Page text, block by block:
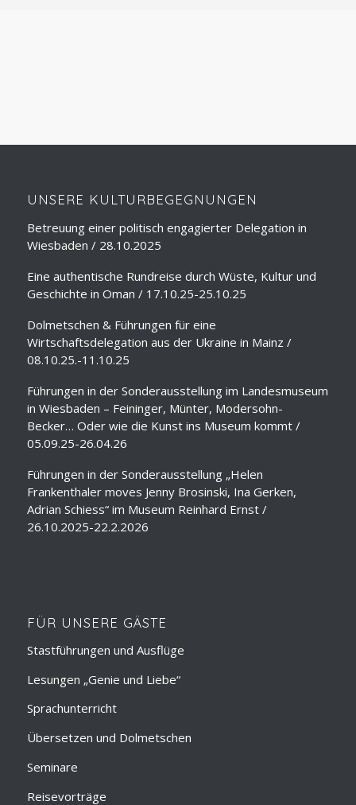
UNSERE KULTURBEGEGNUNGEN
Betreuung einer politisch engagierter Delegation in
Wiesbaden / 28.10.2025
Eine authentische Rundreise durch Wüste, Kultur und
Geschichte in Oman / 17.10.25-25.10.25
Dolmetschen & Führungen für eine
Wirtschaftsdelegation aus der Ukraine in Mainz /
08.10.25.-11.10.25
Führungen in der Sonderausstellung im Landesmuseum
in Wiesbaden – Feininger, Münter, Modersohn-
Becker… Oder wie die Kunst ins Museum kommt /
05.09.25-26.04.26
Führungen in der Sonderausstellung „Helen
Frankenthaler moves Jenny Brosinski, Ina Gerken,
Adrian Schiess“ im Museum Reinhard Ernst /
26.10.2025-22.2.2026
FÜR UNSERE GÄSTE
Stastführungen und Ausflüge
Lesungen „Genie und Liebe“
Sprachunterricht
Übersetzen und Dolmetschen
Seminare
Reisevorträge